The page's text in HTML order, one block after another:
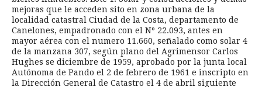
mejoras que le acceden sito en zona urbana de la
localidad catastral Ciudad de la Costa, departamento de
Canelones, empadronado con el Nº 22.093, antes en
mayor aérea con el numero 11.660, señalado como solar 4
de la manzana 307, según plano del Agrimensor Carlos
Hughes se diciembre de 1959, aprobado por la junta local
Autónoma de Pando el 2 de febrero de 1961 e inscripto en
la Dirección General de Catastro el 4 de abril siguiente